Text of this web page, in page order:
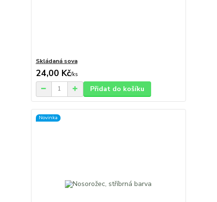
Skládaná sova
24,00 Kč/ks
Přidat do košíku
Novinka